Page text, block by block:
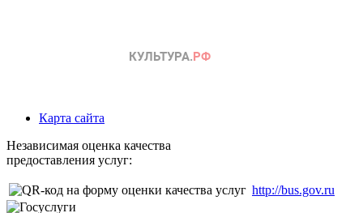
Карта сайта
Независимая оценка качества
предоставления услуг:
http://bus.gov.ru